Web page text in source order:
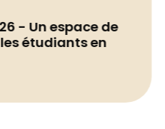
- Un espace de
étudiants en